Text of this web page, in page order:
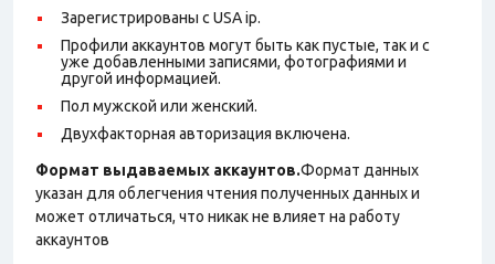
Зарегистрированы с USA ip.
Профили аккаунтов могут быть как пустые, так и с
уже добавленными записями, фотографиями и
другой информацией.
Пол мужской или женский.
Двухфакторная авторизация включена.
Формат выдаваемых аккаунтов.Формат данных
указан для облегчения чтения полученных данных и
может отличаться, что никак не влияет на работу
аккаунтов